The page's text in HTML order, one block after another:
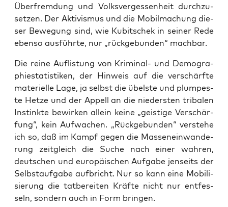
Über­frem­dung und Volks­ver­ges­sen­heit durch­zu­
set­zen. Der Akti­vis­mus und die Mobil­ma­chung die­
ser Bewe­gung sind, wie Kubit­schek in sei­ner Rede
eben­so aus­führ­te, nur „rück­ge­bun­den“ machbar.
Die rei­ne Auf­lis­tung von Kri­mi­nal- und Demo­gra­
phie­sta­tis­ti­ken, der Hin­weis auf die ver­schärf­te
mate­ri­el­le Lage, ja selbst die übels­te und plum­pes­
te Het­ze und der Appell an die nie­ders­ten tri­ba­len
Instink­te bewir­ken allein kei­ne „geis­ti­ge Ver­schär­
fung“, kein Auf­wa­chen. „Rück­ge­bun­den“ ver­ste­he
ich so, daß im Kampf gegen die Mas­sen­ein­wan­de­
rung zeit­gleich die Suche nach einer wah­ren,
deut­schen und euro­päi­schen Auf­ga­be jen­seits der
Selbst­auf­ga­be auf­bricht. Nur so kann eine Mobi­li­
sie­rung die tat­be­rei­ten Kräf­te nicht nur ent­fes­
seln, son­dern auch in Form bringen.